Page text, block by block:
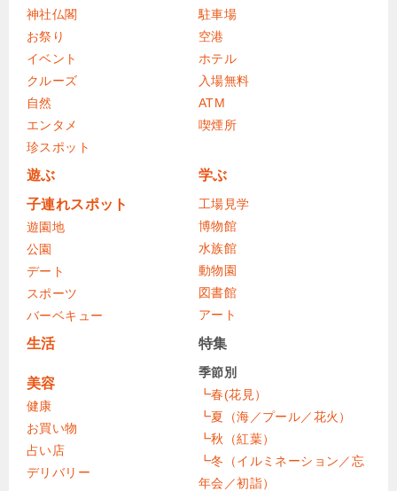
神社仏閣
お祭り
イベント
クルーズ
自然
エンタメ
珍スポット
駐車場
空港
ホテル
入場無料
ATM
喫煙所
遊ぶ
学ぶ
子連れスポット
遊園地
公園
デート
スポーツ
バーベキュー
工場見学
博物館
水族館
動物園
図書館
アート
生活 特集
美容
健康
お買い物
占い店
デリバリー
季節別
┗春(花見）
┗夏（海／プール／花火）
┗秋（紅葉）
┗冬（イルミネーション／忘
年会／初詣）